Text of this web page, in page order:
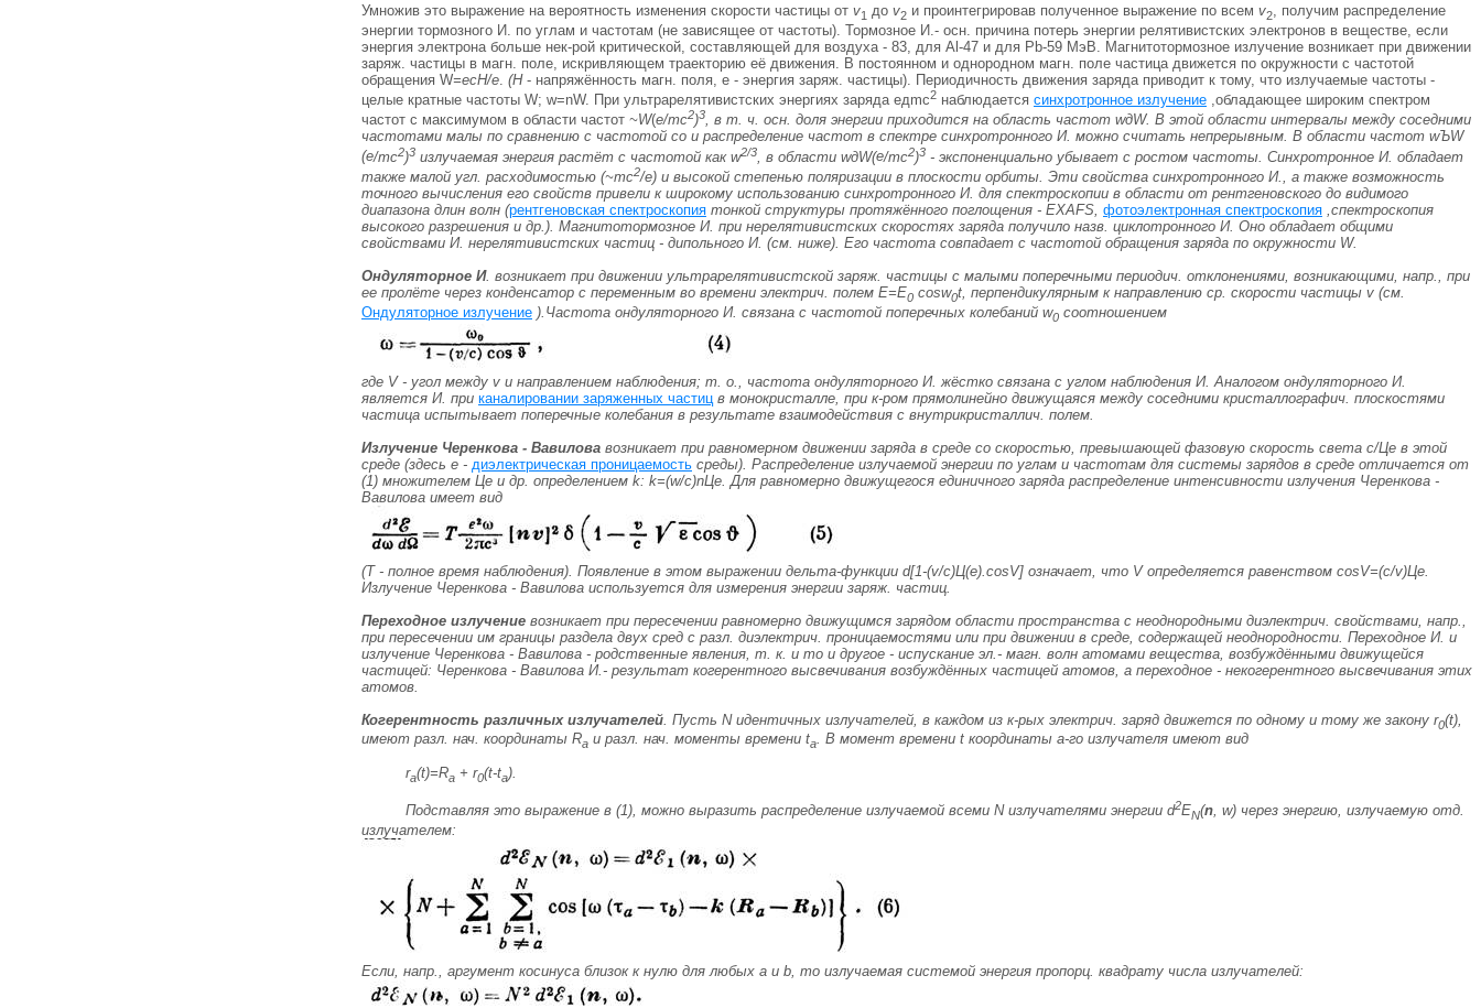
Умножив это выражение на вероятность изменения скорости частицы от v1 до v2 и проинтегрировав полученное выражение по всем v2
, получим распределение
энергии тормозного И. по углам и частотам (не зависящее от частоты). Тормозное И.- осн. причина потерь энергии релятивистских электронов в веществе, если
энергия электрона больше нек-рой критической, составляющей для воздуха - 83, для Аl-47 и для Рb-59 МэВ. Магнитотормозное излучение возникает при движении
заряж. частицы в магн. поле, искривляющем траекторию её движения. В постоянном и однородном магн. поле частица движется по окружности с частотой
обращения W=ecH/e (Н- напряжённость магн. поля, e - энергия заряж. частицы). Периодичность движения заряда приводит к тому, что излучаемые частоты -
целые кратные частоты W; w=nW. При ультрарелятивистских энергиях заряда eдmс2 наблюдается синхротронное излучение ,обладающее широким спектром
частот с максимумом в области частот ~W(e/тс2)3, в т. ч. осн. доля энергии приходится на область частот wдW. В этой области интервалы между соседними
частотами малы по сравнению с частотой со и распределение частот в спектре синхротронного И. можно считать непрерывным. В области частот wЪW
(e/тс2)3 излучаемая энергия растёт с частотой как w2/3 , в области wдW(e/тс2)3 - экспоненциально убывает с ростом частоты. Синхротронное И. обладает
также малой угл. расходимостью (~тс2/e) и высокой степенью поляризации в плоскости орбиты. Эти свойства синхротронного И., а также возможность
точного вычисления его свойств привели к широкому использованию синхротронного И. для спектроскопии в области от рентгеновского до видимого
диапазона длин волн (рентгеновская спектроскопия тонкой структуры протяжённого поглощения - EXAFS, фотоэлектронная спектроскопия ,спектроскопия
высокого разрешения и др.). Магнитотормозное И. при нерелятивистских скоростях заряда получило назв. циклотронного И. Оно обладает общими
свойствами И. нерелятивистских частиц - дипольного И. (см. ниже). Его частота совпадает с частотой обращения заряда по окружности W.
Ондуляторное И. возникает при движении ультрарелятивистской заряж. частицы с малыми поперечными периодич. отклонениями, возникающими, напр., при
ее пролёте через конденсатор с переменным во времени электрич. полем Е=Е0 cosw0t, перпендикулярным к направлению ср. скорости частицы v (см.
Ондуляторное излучение ).Частота ондуляторного И. связана с частотой поперечных колебаний w0 соотношением
где V - угол между v и направлением наблюдения; т. о., частота ондуляторного И. жёстко связана с углом наблюдения И. Аналогом ондуляторного И.
является И. при каналировании заряженных частиц в монокристалле, при к-ром прямолинейно движущаяся между соседними кристаллографич. плоскостями
частица испытывает поперечные колебания в результате взаимодействия с внутрикристаллич. полем.
Излучение Черенкова - Вавилова возникает при равномерном движении заряда в среде со скоростью, превышающей фазовую скорость света с/Цe в этой
среде (здесь e - диэлектрическая проницаемость среды). Распределение излучаемой энергии по углам и частотам для системы зарядов в среде отличается от
(1) множителем Цe и др. определением k: k=(w/c)nЦe. Для равномерно движущегося единичного заряда распределение интенсивности излучения Черенкова -
Вавилова имеет вид
(Т- полное время наблюдения). Появление в этом выражении дельта-функции d[1-(v/с)Ц(e).cosV] означает, что V определяется равенством cosV=(c/v)Цe
Излучение Черенкова - Вавилова используется для измерения энергии заряж. частиц.
Переходное излучение возникает при пересечении равномерно движущимся зарядом области пространства с неоднородными диэлектрич. свойствами, напр.,
при пересечении им границы раздела двух сред с разл. диэлектрич. проницаемостями или при движении в среде, содержащей неоднородности. Переходное И. и
излучение Черенкова - Вавилова - родственные явления, т. к. и то и другое - испускание эл.- магн. волн атомами вещества, возбуждёнными движущейся
частицей: Черенкова - Вавилова И.- результат когерентного высвечивания возбуждённых частицей атомов, а переходное - некогерентного высвечивания этих
атомов.
Когерентность различных излучателей . Пусть Nидентичных излучателей, в каждом из к-рых электрич. заряд движется по одному и тому же закону r0(t),
имеют разл. нач. координаты Ra и разл. нач. моменты времени ta. В момент времени t координаты а-го излучателя имеют вид
ra(t)=Ra + r0(t-ta).
Подставляя это выражение в (1), можно выразить распределение излучаемой всеми Nизлучателями энергии d2EN(n, w) через энергию, излучаемую отд.
излучателем:
Если, напр., аргумент косинуса близок к нулю для любых а и b, то излучаемая системой энергия пропорц. квадрату числа излучателей: